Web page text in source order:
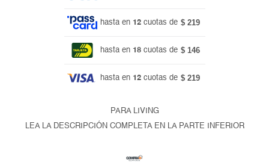
hasta en 12 cuotas de $ 219
hasta en 18 cuotas de $ 146
hasta en 12 cuotas de $ 219
PARA LIVING
LEA LA DESCRIPCIÓN COMPLETA EN LA PARTE INFERIOR